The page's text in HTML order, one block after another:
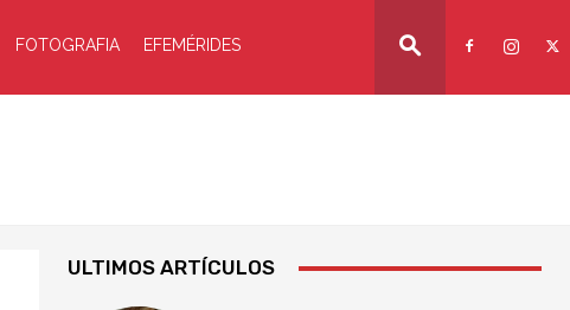
FOTOGRAFIA EFEMÉRIDES
ULTIMOS ARTÍCULOS